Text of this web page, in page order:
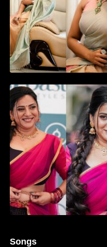
ഉദ്ഘാടന
തകർപ്പൻ
Songs